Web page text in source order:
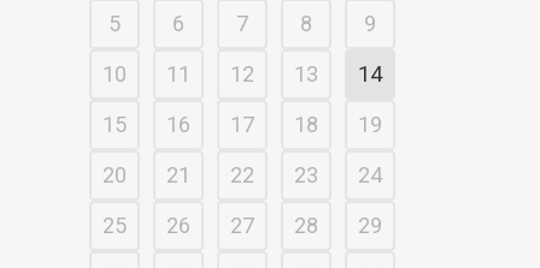
5
6 7 8
9
10
11 12 13
14
15
16 17 18
19
20
21 22 23
24
25
26 27 28
29